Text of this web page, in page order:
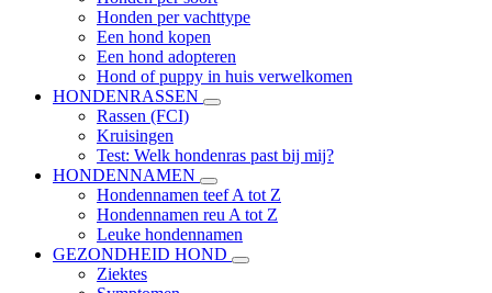
Honden per vachttype
Een hond kopen
Een hond adopteren
Hond of puppy in huis verwelkomen
HONDENRASSEN
Rassen (FCI)
Kruisingen
Test: Welk hondenras past bij mij?
HONDENNAMEN
Hondennamen teef A tot Z
Hondennamen reu A tot Z
Leuke hondennamen
GEZONDHEID HOND
Ziektes